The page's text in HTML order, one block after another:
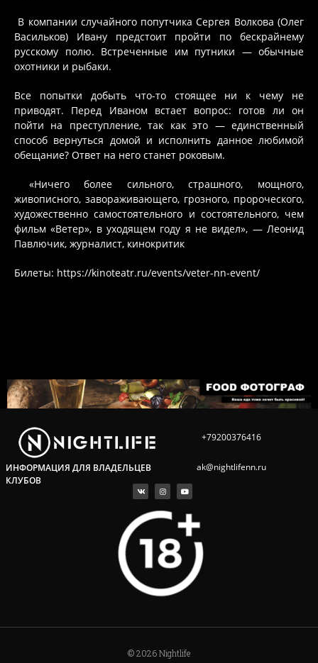
В компании случайного попутчика Сергея Волкова (Олег
Васильков) Ивану предстоит пройти по бескрайнему
русскому полю. Встреченные им путники — обычные
охотники и рыбаки.
Все попытки добыть что-то стоящее ни к чему не
приводят. Перед Иваном встает вопрос: готов ли он
пойти на преступление, так как это — единственный
способ вернуться домой и исполнить данное любимой
обещание? Ответ на него станет роковым.
«Ничего более сильного, страшного, мощного,
живописного, завораживающего, грозного, пророческого,
художественно самостоятельного и состоятельного, чем
фильм «Ветер», в уходящем году я не видел», — Леонид
Павлючик, журналист, кинокритик
Билеты: https://kinoteatr.ru/events/veter-nn-event/
ИНФОРМАЦИЯ ДЛЯ ВЛАДЕЛЬЦЕВ
КЛУБОВ
+79200376416
ak@nightlifenn.ru
© 2026 Nightlife